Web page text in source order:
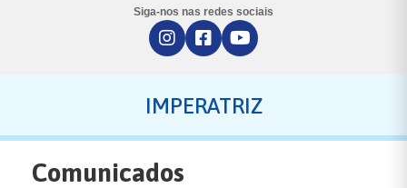
Siga-nos nas redes sociais
IMPERATRIZ
Comunicados